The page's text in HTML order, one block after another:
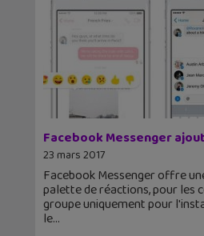
Facebook Messenger
23 mars 2017
Facebook Messenger offre
palette de réactions, pour les
groupe uniquement pour
le